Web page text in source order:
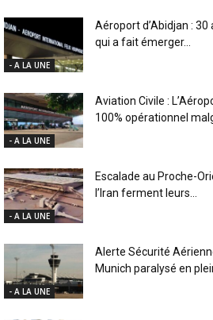
- A LA UNE
Aéroport d’Abidjan : 30
qui a fait émerger...
- A LA UNE
Aviation Civile :
100% opérationnel
- A LA UNE
Escalade au Proche-
l’Iran ferment leurs...
- A LA UNE
Alerte Sécurité
Munich paralysé en